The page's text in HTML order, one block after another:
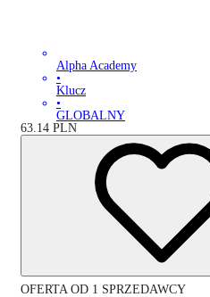
Alpha Academy
•
Klucz
•
GLOBALNY
63.14 PLN
OFERTA OD 1 SPRZEDAWCY